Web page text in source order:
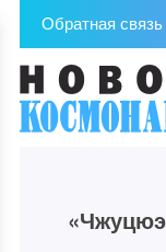
Обратная связь